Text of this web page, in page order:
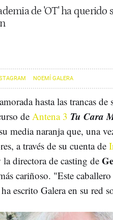
de 'OT' ha
NOEMÍ GALERA
hasta las trancas
de Antena 3 Tu Cara
media naranja que, una
a través de su cuenta de
directora de casting de
cariñoso. "Este
escrito Galera en su red